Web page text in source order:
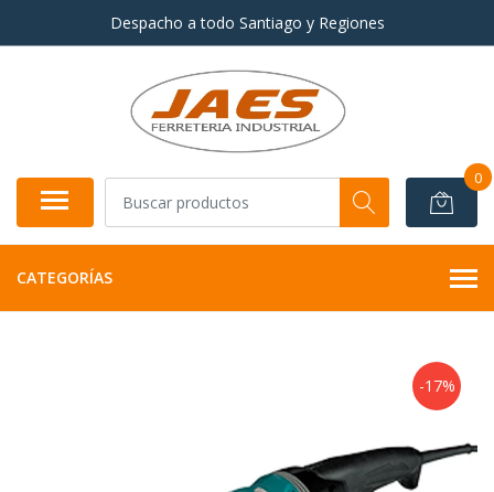
Despacho a todo Santiago y Regiones
0
CATEGORÍAS
-17%